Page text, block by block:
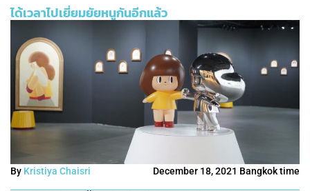
ได้เวลาไปเยี่ยมยัยหนูกันอีกแล้ว
By Kristiya Chaisri December 18, 2021 Bangkok time